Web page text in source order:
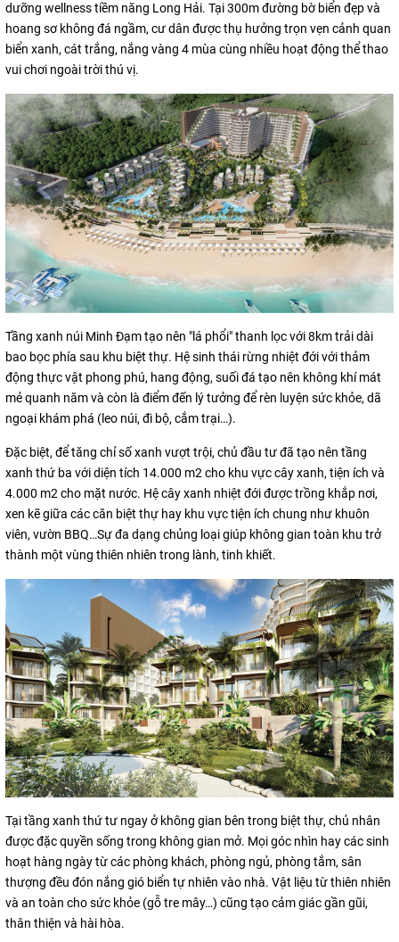
dưỡng wellness tiềm năng Long Hải. Tại 300m đường bờ biển đẹp và
hoang sơ không đá ngầm, cư dân được thụ hưởng trọn vẹn cảnh quan
biển xanh, cát trắng, nắng vàng 4 mùa cùng nhiều hoạt động thể thao
vui chơi ngoài trời thú vị.
Tầng xanh núi Minh Đạm tạo nên "lá phổi" thanh lọc với 8km trải dài
bao bọc phía sau khu biệt thự. Hệ sinh thái rừng nhiệt đới với thảm
động thực vật phong phú, hang động, suối đá tạo nên không khí mát
mẻ quanh năm và còn là điểm đến lý tưởng để rèn luyện sức khỏe, dã
ngoại khám phá (leo núi, đi bộ, cắm trại…).
Đặc biệt, để tăng chỉ số xanh vượt trội, chủ đầu tư đã tạo nên tầng
xanh thứ ba với diện tích 14.000 m2 cho khu vực cây xanh, tiện ích và
4.000 m2 cho mặt nước. Hệ cây xanh nhiệt đới được trồng khắp nơi,
xen kẽ giữa các căn biệt thự hay khu vực tiện ích chung như khuôn
viên, vườn BBQ…Sự đa dạng chủng loại giúp không gian toàn khu trở
thành một vùng thiên nhiên trong lành, tinh khiết.
Tại tầng xanh thứ tư ngay ở không gian bên trong biệt thự, chủ nhân
được đặc quyền sống trong không gian mở. Mọi góc nhìn hay các sinh
hoạt hàng ngày từ các phòng khách, phòng ngủ, phòng tắm, sân
thượng đều đón nắng gió biển tự nhiên vào nhà. Vật liệu từ thiên nhiên
và an toàn cho sức khỏe (gỗ tre mây…) cũng tạo cảm giác gần gũi,
thân thiện và hài hòa.